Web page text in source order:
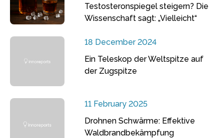
Testosteronspiegel steigern? Die
Wissenschaft sagt: „Vielleicht“
18 December 2024
Ein Teleskop der Weltspitze auf
der Zugspitze
11 February 2025
Drohnen Schwärme: Effektive
Waldbrandbekämpfung